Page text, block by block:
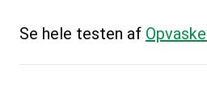
Se hele testen af